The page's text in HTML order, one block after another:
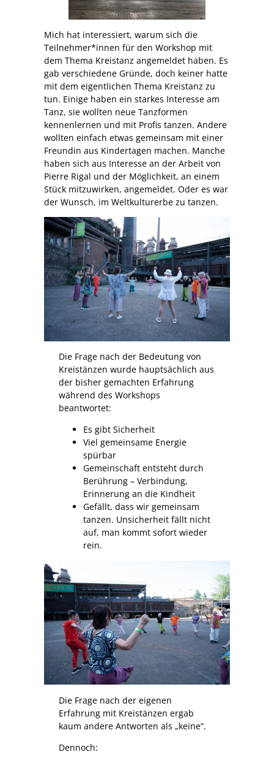
Mich hat interessiert, warum sich die
Teilnehmer*innen für den Workshop mit
dem Thema Kreistanz angemeldet haben. Es
gab verschiedene Gründe, doch keiner hatte
mit dem eigentlichen Thema Kreistanz zu
tun. Einige haben ein starkes Interesse am
Tanz, sie wollten neue Tanzformen
kennenlernen und mit Profis tanzen. Andere
wollten einfach etwas gemeinsam mit einer
Freundin aus Kindertagen machen. Manche
haben sich aus Interesse an der Arbeit von
Pierre Rigal und der Möglichkeit, an einem
Stück mitzuwirken, angemeldet. Oder es war
der Wunsch, im Weltkulturerbe zu tanzen.
Die Frage nach der Bedeutung von
Kreistänzen wurde hauptsächlich aus
der bisher gemachten Erfahrung
während des Workshops
beantwortet:
Es gibt Sicherheit
Viel gemeinsame Energie
spürbar
Gemeinschaft entsteht durch
Berührung – Verbindung,
Erinnerung an die Kindheit
Gefällt, dass wir gemeinsam
tanzen. Unsicherheit fällt nicht
auf, man kommt sofort wieder
rein.
Die Frage nach der eigenen
Erfahrung mit Kreistänzen ergab
kaum andere Antworten als „keine“.
Dennoch: